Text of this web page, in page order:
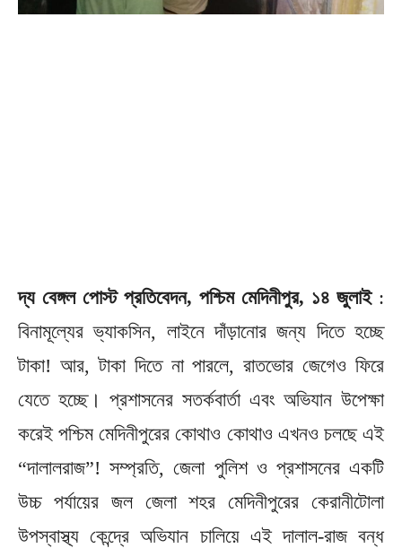
দ্য বেঙ্গল পোস্ট প্রতিবেদন, পশ্চিম মেদিনীপুর, ১৪ জুলাই:
বিনামূল্যের ভ্যাকসিন, লাইনে দাঁড়ানোর জন্য দিতে হচ্ছে
টাকা! আর, টাকা দিতে না পারলে, রাতভোর জেগেও ফিরে
যেতে হচ্ছে। প্রশাসনের সতর্কবার্তা এবং অভিযান উপেক্ষা
করেই পশ্চিম মেদিনীপুরের কোথাও কোথাও এখনও চলছে এই
“দালালরাজ”! সম্প্রতি, জেলা পুলিশ ও প্রশাসনের একটি
উচ্চ পর্যায়ের জল জেলা শহর মেদিনীপুরের কেরানীটোলা
উপস্বাস্থ্য কেন্দ্রে অভিযান চালিয়ে এই দালাল-রাজ বন্ধ